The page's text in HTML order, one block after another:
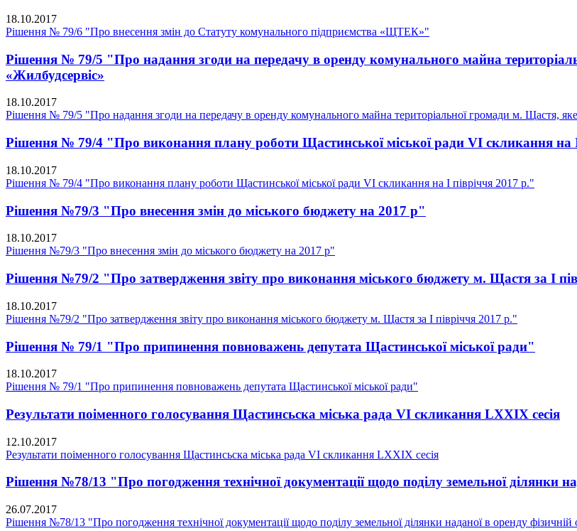
18.10.2017
Рішення № 79/6 "Про внесення змін до Статуту комунального підприємства «ЩТЕК»"
Рішення № 79/5 "Про надання згоди на передачу в оренду комунального майна
«Жилбудсервіс»
18.10.2017
Рішення № 79/5 "Про надання згоди на передачу в оренду комунального майна територіальної громади м. Щастя,
Рішення № 79/4 "Про виконання плану роботи Щастинської міської ради VI скликання на
18.10.2017
Рішення № 79/4 "Про виконання плану роботи Щастинської міської ради VI скликання на I півріччя 2017 р."
Рішення №79/3 "Про внесення змін до міського бюджету на 2017 р"
18.10.2017
Рішення №79/3 "Про внесення змін до міського бюджету на 2017 р"
Рішення №79/2 "Про затвердження звіту про виконання міського бюджету м. Щастя за I
18.10.2017
Рішення №79/2 "Про затвердження звіту про виконання міського бюджету м. Щастя за I півріччя 2017 р."
Рішення № 79/1 "Про припинення повноважень депутата Щастинської міської ради"
18.10.2017
Рішення № 79/1 "Про припинення повноважень депутата Щастинської міської ради"
Результати поіменного голосування Щастинсьска міська рада VI скликання LXXIX сесія
12.10.2017
Результати поіменного голосування Щастинсьска міська рада VI скликання LXXIX сесія
Рішення №78/13 "Про погодження технічної документації щодо поділу земельної ділянки
26.07.2017
Рішення №78/13 "Про погодження технічної документації щодо поділу земельної ділянки наданої в оренду